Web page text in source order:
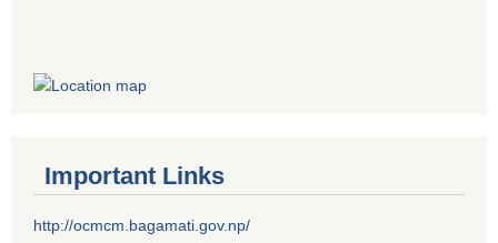
Important Links
http://ocmcm.bagamati.gov.np/